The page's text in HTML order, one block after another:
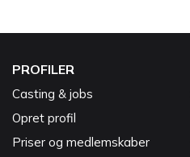
PROFILER
Casting & jobs
Opret profil
Priser og medlemskaber